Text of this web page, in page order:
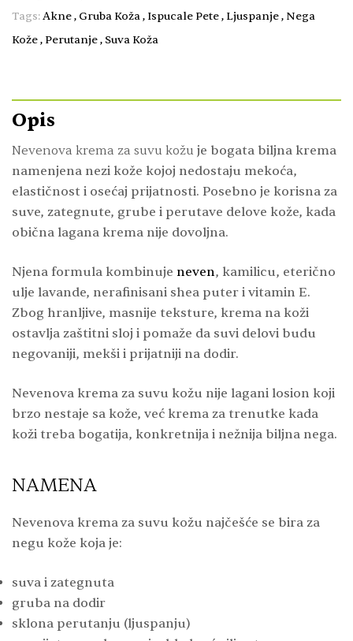
Tags:Akne, Gruba Koža, Ispucale Pete, Ljuspanje, Nega
Kože, Perutanje, Suva Koža
Opis
Nevenova krema za suvu kožu je bogata biljna krema
namenjena nezi kože kojoj nedostaju mekoća,
elastičnost i osećaj prijatnosti. Posebno je korisna za
suve, zategnute, grube i perutave delove kože, kada
obična lagana krema nije dovoljna.
Njena formula kombinuje neven, kamilicu, eterično
ulje lavande, nerafinisani shea puter i vitamin E.
Zbog hranljive, masnije teksture, krema na koži
ostavlja zaštitni sloj i pomaže da suvi delovi budu
negovaniji, mekši i prijatniji na dodir.
Nevenova krema za suvu kožu nije lagani losion koji
brzo nestaje sa kože, već krema za trenutke kada
koži treba bogatija, konkretnija i nežnija biljna nega.
NAMENA
Nevenova krema za suvu kožu najčešće se bira za
negu kože koja je:
suva i zategnuta
gruba na dodir
sklona perutanju (ljuspanju)